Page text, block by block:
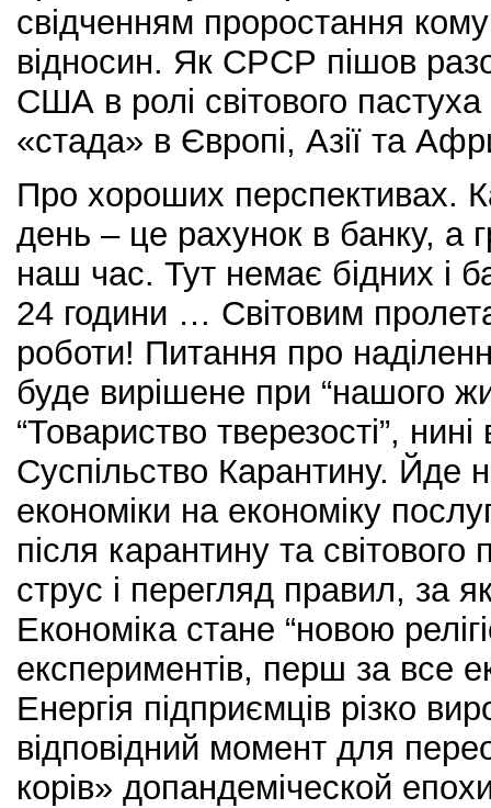
свідченням проростання
відносин. Як СРСР пішов
США в ролі світового пастуха
«стада» в Європі, Азії та
Про хороших перспективах.
день – це рахунок в банку, а
наш час. Тут немає бідних і
24 години … Світовим
роботи! Питання про
буде вирішене при “нашого
“Товариство тверезості”, нині
Суспільство Карантину. Йде
економіки на економіку
після карантину та
струс і перегляд правил, за
Економіка стане “новою
експериментів, перш за все
Енергія підприємців різко
відповідний момент для
корів» допандеміческой